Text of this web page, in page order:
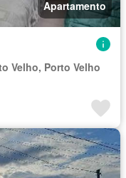
Apartamento
Velho, Porto Velho